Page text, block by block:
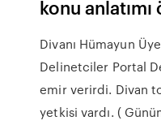
konu anlatımı
Divanı Hümayun
Delinetciler Portal
emir verirdi. Divan
yetkisi vardı. (